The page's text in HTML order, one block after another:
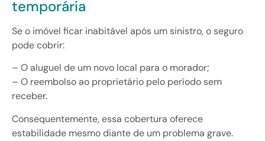
temporária
Se o imóvel ficar inabitável após um sinistro, o seguro
pode cobrir:
– O aluguel de um novo local para o morador;
– O reembolso ao proprietário pelo período sem
receber.
Consequentemente, essa cobertura oferece
estabilidade mesmo diante de um problema grave.